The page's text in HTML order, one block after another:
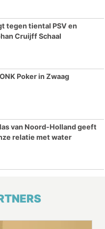
tegen tiental PSV en
Cruijff Schaal
Poker in Zwaag
van Noord-Holland geeft
relatie met water